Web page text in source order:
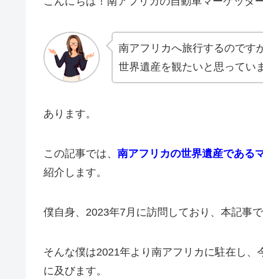
南アフリカへ旅行するのです
世界遺産を観たいと思ってい
あります。
この記事では、 南アフリカの世界遺産である
紹介します。
僕自身、2023年7月に訪問しており、本記事
そんな僕は2021年より南アフリカに駐在し
に及びます。